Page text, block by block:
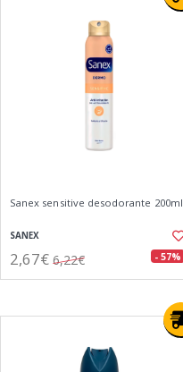
Sanex sensitive desodorante 200ml
SANEX
2,67€ 6,22€ - 57%